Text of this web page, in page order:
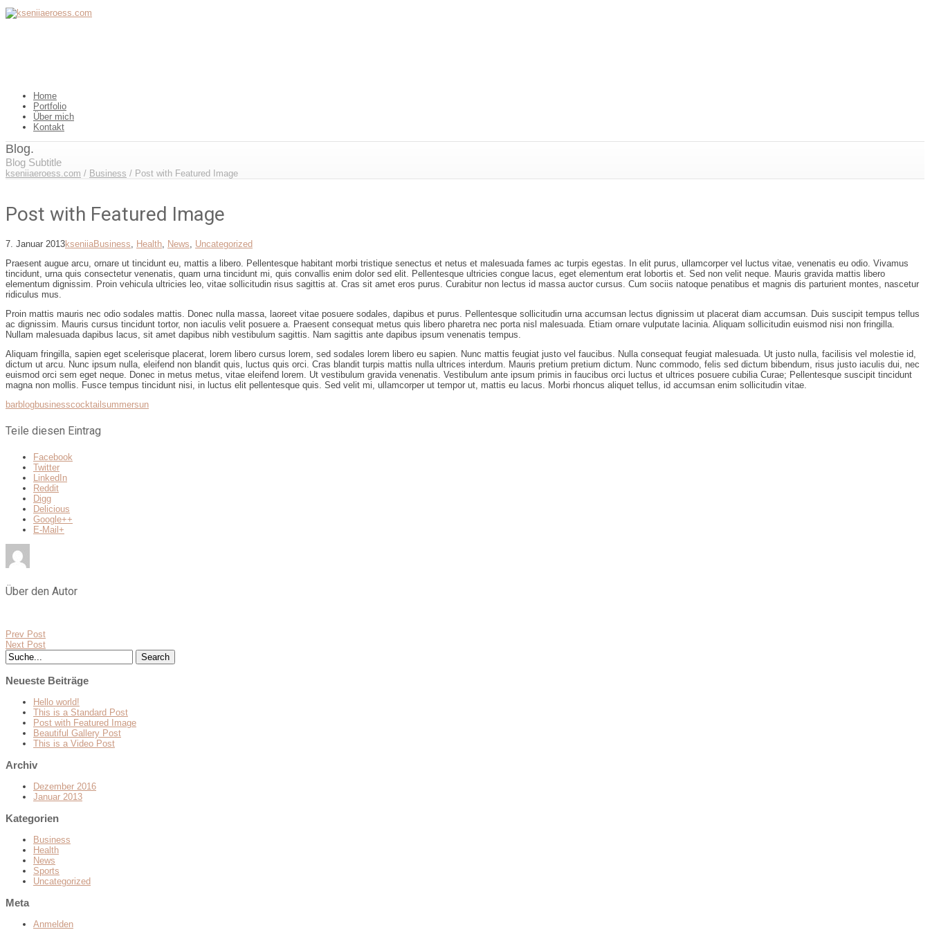
Home
Portfolio
Über mich
Kontakt
Blog.
Blog Subtitle
kseniiaeroess.com / Business / Post with Featured Image
Post with Featured Image
7. Januar 2013kseniiaBusiness Health News
Uncategorized
Praesent augue arcu, ornare ut tincidunt eu, mattis a libero. Pellentesque habitant morbi tristique senectus et netus et malesuada fames ac turpis egestas. In elit purus, ullamcorper vel luctus vitae, venenatis eu odio. Vivamus
tincidunt, urna quis consectetur venenatis, quam urna tincidunt mi, quis convallis enim dolor sed elit. Pellentesque ultricies congue lacus, eget elementum erat lobortis et. Sed non velit neque. Mauris gravida mattis libero
elementum dignissim. Proin vehicula ultricies leo, vitae sollicitudin risus sagittis at. Cras sit amet eros purus. Curabitur non lectus id massa auctor cursus. Cum sociis natoque penatibus et magnis dis parturient montes, nascetur
ridiculus mus.
Proin mattis mauris nec odio sodales mattis. Donec nulla massa, laoreet vitae posuere sodales, dapibus et purus. Pellentesque sollicitudin urna accumsan lectus dignissim ut placerat diam accumsan. Duis suscipit tempus tellus
ac dignissim. Mauris cursus tincidunt tortor, non iaculis velit posuere a. Praesent consequat metus quis libero pharetra nec porta nisl malesuada. Etiam ornare vulputate lacinia. Aliquam sollicitudin euismod nisi non fringilla.
Nullam malesuada dapibus lacus, sit amet dapibus nibh vestibulum sagittis. Nam sagittis ante dapibus ipsum venenatis tempus.
Aliquam fringilla, sapien eget scelerisque placerat, lorem libero cursus lorem, sed sodales lorem libero eu sapien. Nunc mattis feugiat justo vel faucibus. Nulla consequat feugiat malesuada. Ut justo nulla, facilisis vel molestie id,
dictum ut arcu. Nunc ipsum nulla, eleifend non blandit quis, luctus quis orci. Cras blandit turpis mattis nulla ultrices interdum. Mauris pretium pretium dictum. Nunc commodo, felis sed dictum bibendum, risus justo iaculis dui, nec
euismod orci sem eget neque. Donec in metus metus, vitae eleifend lorem. Ut vestibulum gravida venenatis. Vestibulum ante ipsum primis in faucibus orci luctus et ultrices posuere cubilia Curae; Pellentesque suscipit tincidunt
magna non mollis. Fusce tempus tincidunt nisi, in luctus elit pellentesque quis. Sed velit mi, ullamcorper ut tempor ut, mattis eu lacus. Morbi rhoncus aliquet tellus, id accumsan enim sollicitudin vitae.
barblogbusinesscocktailsummersun
Teile diesen Eintrag
Facebook
Twitter
LinkedIn
Reddit
Digg
Delicious
Google++
E-Mail+
Über den Autor
Prev Post
Next Post
Neueste Beiträge
Hello world!
This is a Standard Post
Post with Featured Image
Beautiful Gallery Post
This is a Video Post
Archiv
Dezember 2016
Januar 2013
Kategorien
Business
Health
News
Sports
Uncategorized
Meta
Anmelden